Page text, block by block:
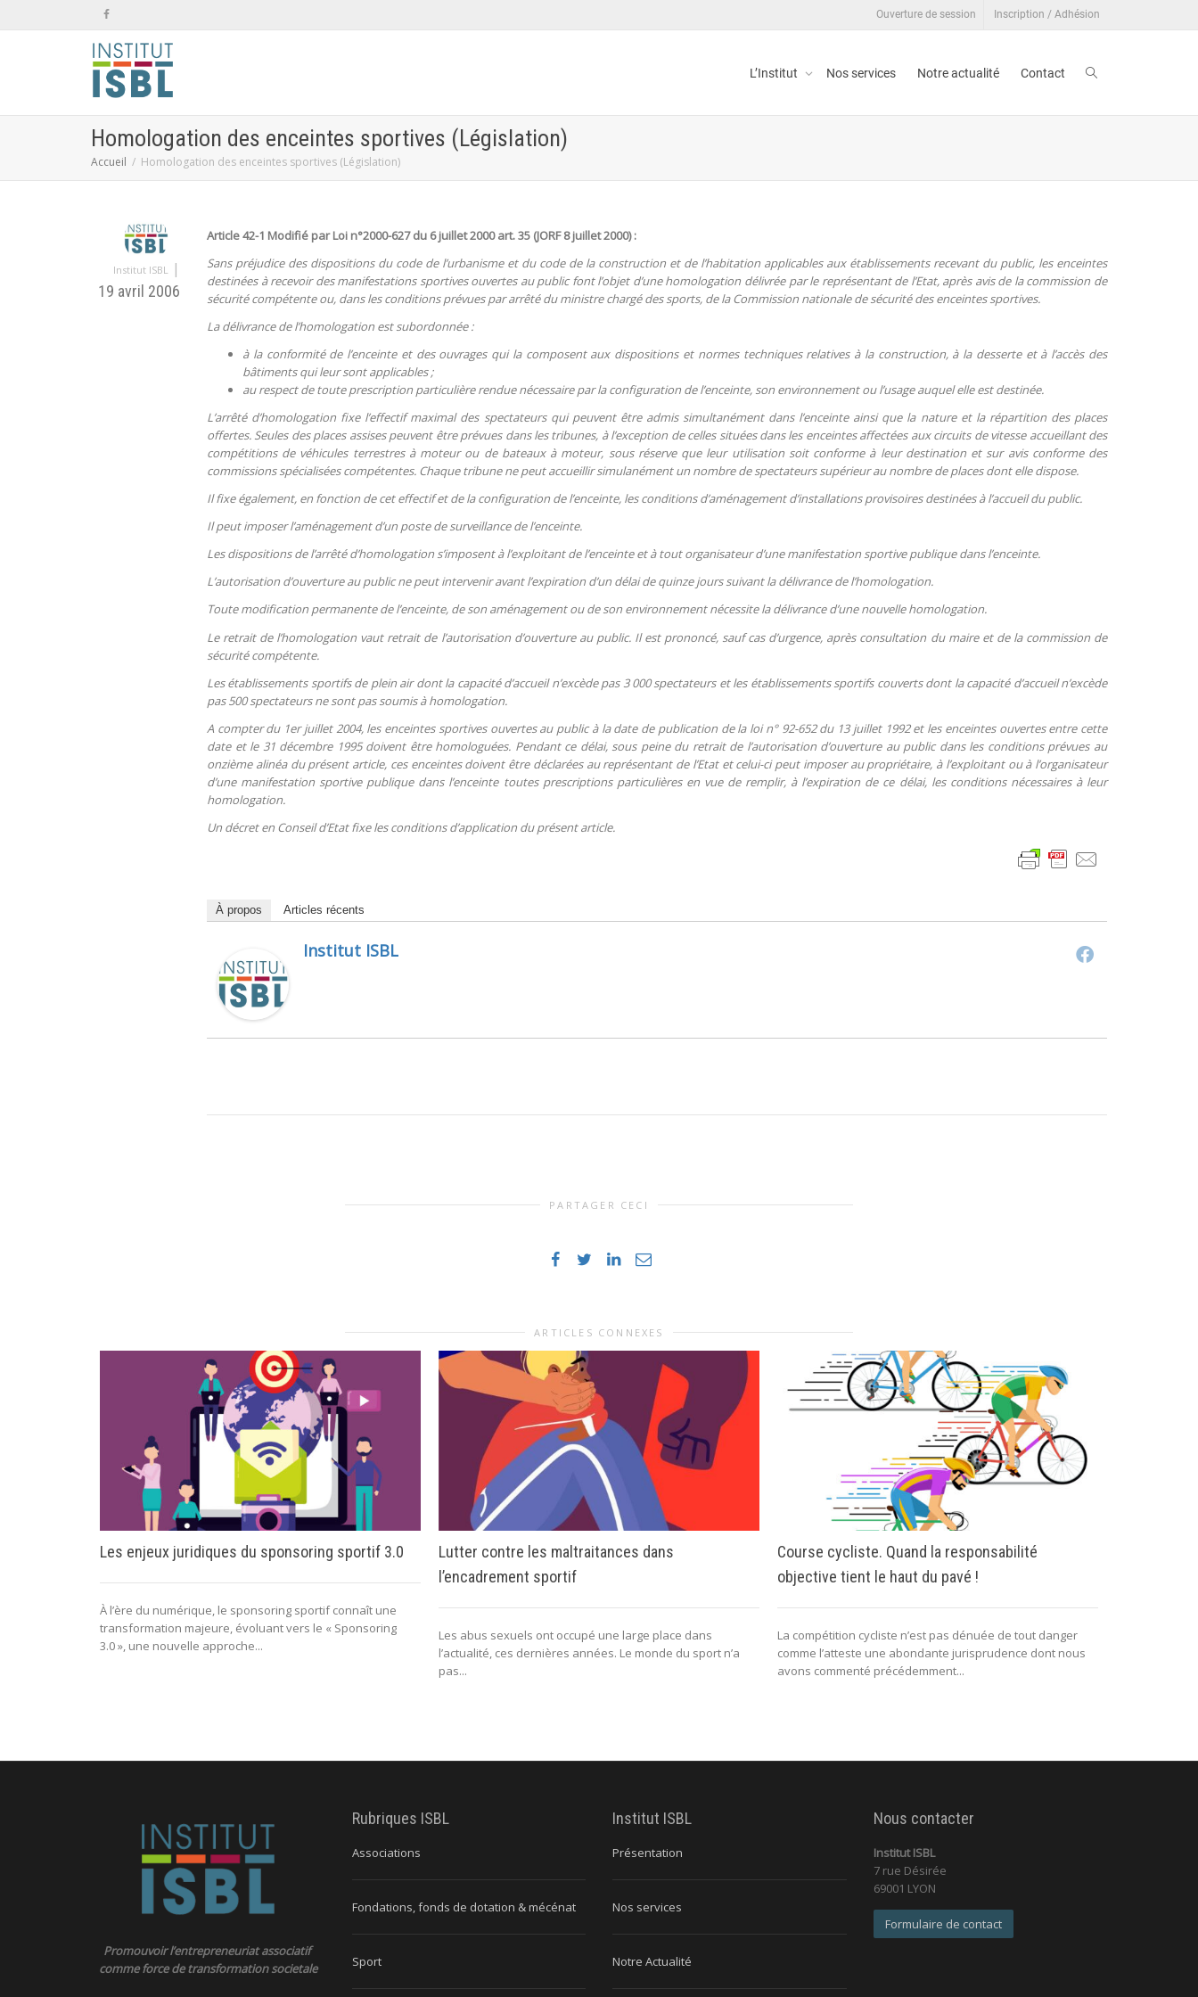
Ouverture de session Inscription / Adhésion
L’Institut Nos services Notre actualité Contact
Homologation des enceintes sportives (Législation)
Accueil Homologation des enceintes sportives (Législation)
Institut ISBL |
19 avril 2006
Article 42-1 Modifié par Loi n°2000-627 du 6 juillet 2000 art. 35 (JORF 8 juillet 2000) :
Sans préjudice des dispositions du code de l’urbanisme et du code de la construction et de l’habitation applicables aux établissements recevant du public, les enceintes
destinées à recevoir des manifestations sportives ouvertes au public font l’objet d’une homologation délivrée par le représentant de l’Etat, après avis de la commission de
sécurité compétente ou, dans les conditions prévues par arrêté du ministre chargé des sports, de la Commission nationale de sécurité des enceintes sportives.
La délivrance de l’homologation est subordonnée :
à la conformité de l’enceinte et des ouvrages qui la composent aux dispositions et normes techniques relatives à la construction, à la desserte et à l’accès des
bâtiments qui leur sont applicables ;
au respect de toute prescription particulière rendue nécessaire par la configuration de l’enceinte, son environnement ou l’usage auquel elle est destinée.
L’arrêté d’homologation fixe l’effectif maximal des spectateurs qui peuvent être admis simultanément dans l’enceinte ainsi que la nature et la répartition des places
offertes. Seules des places assises peuvent être prévues dans les tribunes, à l’exception de celles situées dans les enceintes affectées aux circuits de vitesse accueillant des
compétitions de véhicules terrestres à moteur ou de bateaux à moteur, sous réserve que leur utilisation soit conforme à leur destination et sur avis conforme des
commissions spécialisées compétentes. Chaque tribune ne peut accueillir simulanément un nombre de spectateurs supérieur au nombre de places dont elle dispose.
Il fixe également, en fonction de cet effectif et de la configuration de l’enceinte, les conditions d’aménagement d’installations provisoires destinées à l’accueil du public.
Il peut imposer l’aménagement d’un poste de surveillance de l’enceinte.
Les dispositions de l’arrêté d’homologation s’imposent à l’exploitant de l’enceinte et à tout organisateur d’une manifestation sportive publique dans l’enceinte.
L’autorisation d’ouverture au public ne peut intervenir avant l’expiration d’un délai de quinze jours suivant la délivrance de l’homologation.
Toute modification permanente de l’enceinte, de son aménagement ou de son environnement nécessite la délivrance d’une nouvelle homologation.
Le retrait de l’homologation vaut retrait de l’autorisation d’ouverture au public. Il est prononcé, sauf cas d’urgence, après consultation du maire et de la commission de
sécurité compétente.
Les établissements sportifs de plein air dont la capacité d’accueil n’excède pas 3 000 spectateurs et les établissements sportifs couverts dont la capacité d’accueil n’excède
pas 500 spectateurs ne sont pas soumis à homologation.
A compter du 1er juillet 2004, les enceintes sportives ouvertes au public à la date de publication de la loi n° 92-652 du 13 juillet 1992 et les enceintes ouvertes entre cette
date et le 31 décembre 1995 doivent être homologuées. Pendant ce délai, sous peine du retrait de l’autorisation d’ouverture au public dans les conditions prévues au
onzième alinéa du présent article, ces enceintes doivent être déclarées au représentant de l’Etat et celui-ci peut imposer au propriétaire, à l’exploitant ou à l’organisateur
d’une manifestation sportive publique dans l’enceinte toutes prescriptions particulières en vue de remplir, à l’expiration de ce délai, les conditions nécessaires à leur
homologation.
Un décret en Conseil d’Etat fixe les conditions d’application du présent article.
À propos Articles récents
Institut ISBL
PARTAGER CECI
ARTICLES CONNEXES
Les enjeux juridiques du sponsoring sportif 3.0
À l’ère du numérique, le sponsoring sportif connaît une
transformation majeure, évoluant vers le « Sponsoring
3.0 », une nouvelle approche...
Lutter contre les maltraitances dans
l’encadrement sportif
Les abus sexuels ont occupé une large place dans
l’actualité, ces dernières années. Le monde du sport n’a
pas...
Course cycliste. Quand la responsabilité
objective tient le haut du pavé !
La compétition cycliste n’est pas dénuée de tout danger
comme l’atteste une abondante jurisprudence dont nous
avons commenté précédemment...
Promouvoir l’entrepreneuriat associatif
comme force de transformation societale
Rubriques ISBL
Associations
Fondations, fonds de dotation & mécénat
Sport
Institut ISBL
Présentation
Nos services
Notre Actualité
Nous contacter
Institut ISBL
7 rue Désirée
69001 LYON
Formulaire de contact